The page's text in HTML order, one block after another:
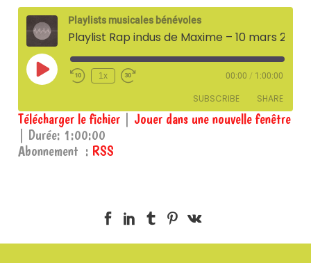
Playlists musicales bénévoles
Playlist Rap indus de Maxime – 10 mars 2025
Play
Episode
1x 00:00 / 1:00:00
SUBSCRIBE SHARE
RSS
SHARE
Télécharger le fichier
Jouer dans une nouvelle fenêtre
Durée: 1:00:00
Abonnement : RSS